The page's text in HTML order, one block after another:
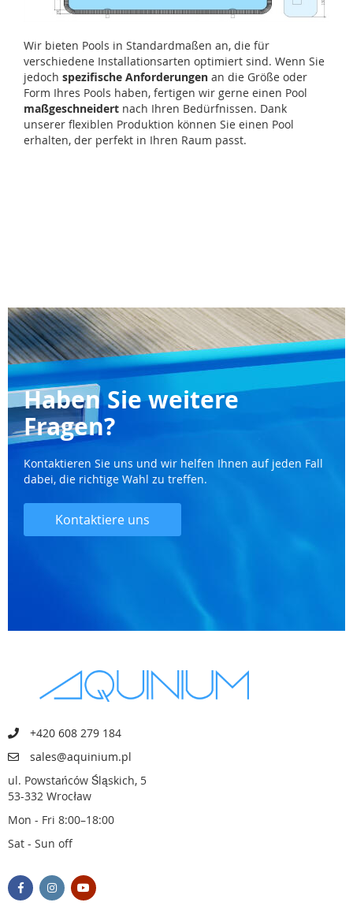
Wir bieten Pools in Standardmaßen an, die für
verschiedene Installationsarten optimiert sind. Wenn Sie
jedoch spezifische Anforderungen an die Größe oder
Form Ihres Pools haben, fertigen wir gerne einen Pool
maßgeschneidert nach Ihren Bedürfnissen. Dank
unserer flexiblen Produktion können Sie einen Pool
erhalten, der perfekt in Ihren Raum passt.
Haben Sie weitere
Fragen?
Kontaktieren Sie uns und wir helfen Ihnen auf jeden Fall
dabei, die richtige Wahl zu treffen.
Kontaktiere uns
+420 608 279 184
sales@aquinium.pl
ul. Powstańców Śląskich, 5
53-332 Wrocław
Mon - Fri 8:00–18:00
Sat - Sun off